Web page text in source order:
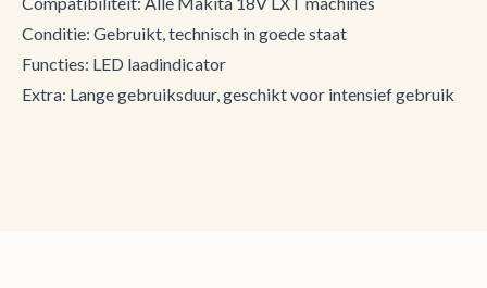
Conditie: Gebruikt, technisch in goede staat
Functies: LED laadindicator
Extra: Lange gebruiksduur, geschikt voor intensief gebruik